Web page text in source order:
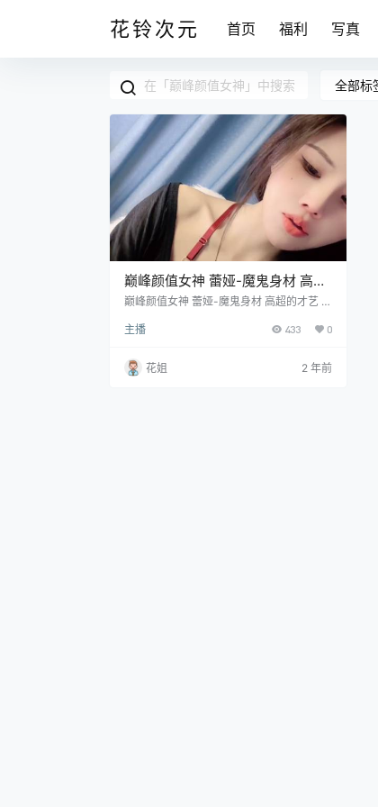
花铃次元 首页 福利 写真
全部标
巅峰颜值女神 蕾娅-魔鬼身材 高超
的才艺 [1v/3.71G]
巅峰颜值女神 蕾娅-魔鬼身材 高超的才艺 [1
主播
433 0
花姐 2 年前